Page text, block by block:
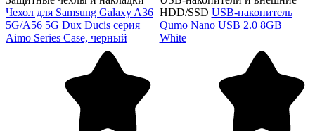
Чехол для Samsung Galaxy A36
5G/A56 5G Dux Ducis серия
Aimo Series Case, черный
HDD/SSD USB-накопитель
Qumo Nano USB 2.0 8GB
White